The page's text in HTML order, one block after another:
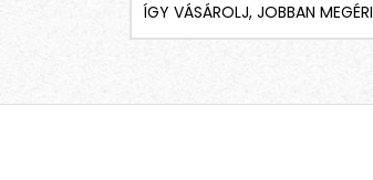
ÍGY VÁSÁROLJ, JOBBAN MEGÉRI